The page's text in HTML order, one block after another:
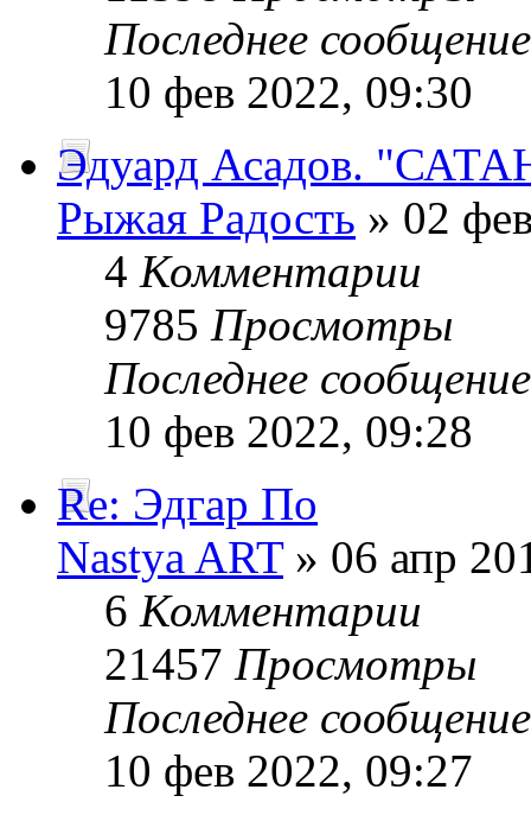
Последнее
10 фев 2022, 09:30
Эдуард Асадов.
Рыжая Радость » 02
4 Комментарии
9785 Просмотры
Последнее
10 фев 2022, 09:28
Re: Эдгар По
Nastya ART» 06 апр
6 Комментарии
21457 Просмотры
Последнее
10 фев 2022, 09:27